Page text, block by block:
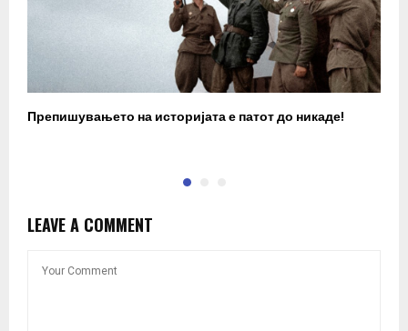
Препишувањето на историјата е патот до никаде!
LEAVE A COMMENT